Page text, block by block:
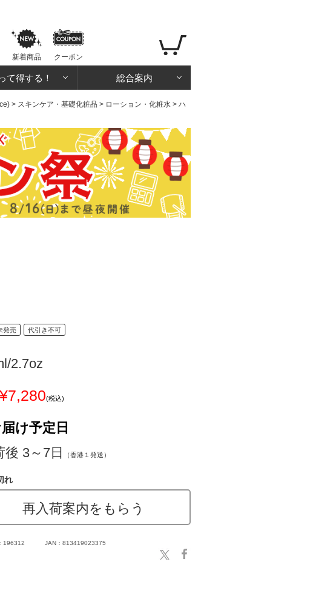
新着商品 クーポン
て得する！ 総合案内
> スキンケア・基礎化粧品 > ローション・化粧水 > ハ
発売 代引き不可
2.7oz
¥7,280(税込)
け予定日
後 3～7日
（香港１発送）
れ
再入荷案内をもらう
196312 JAN：813419023375